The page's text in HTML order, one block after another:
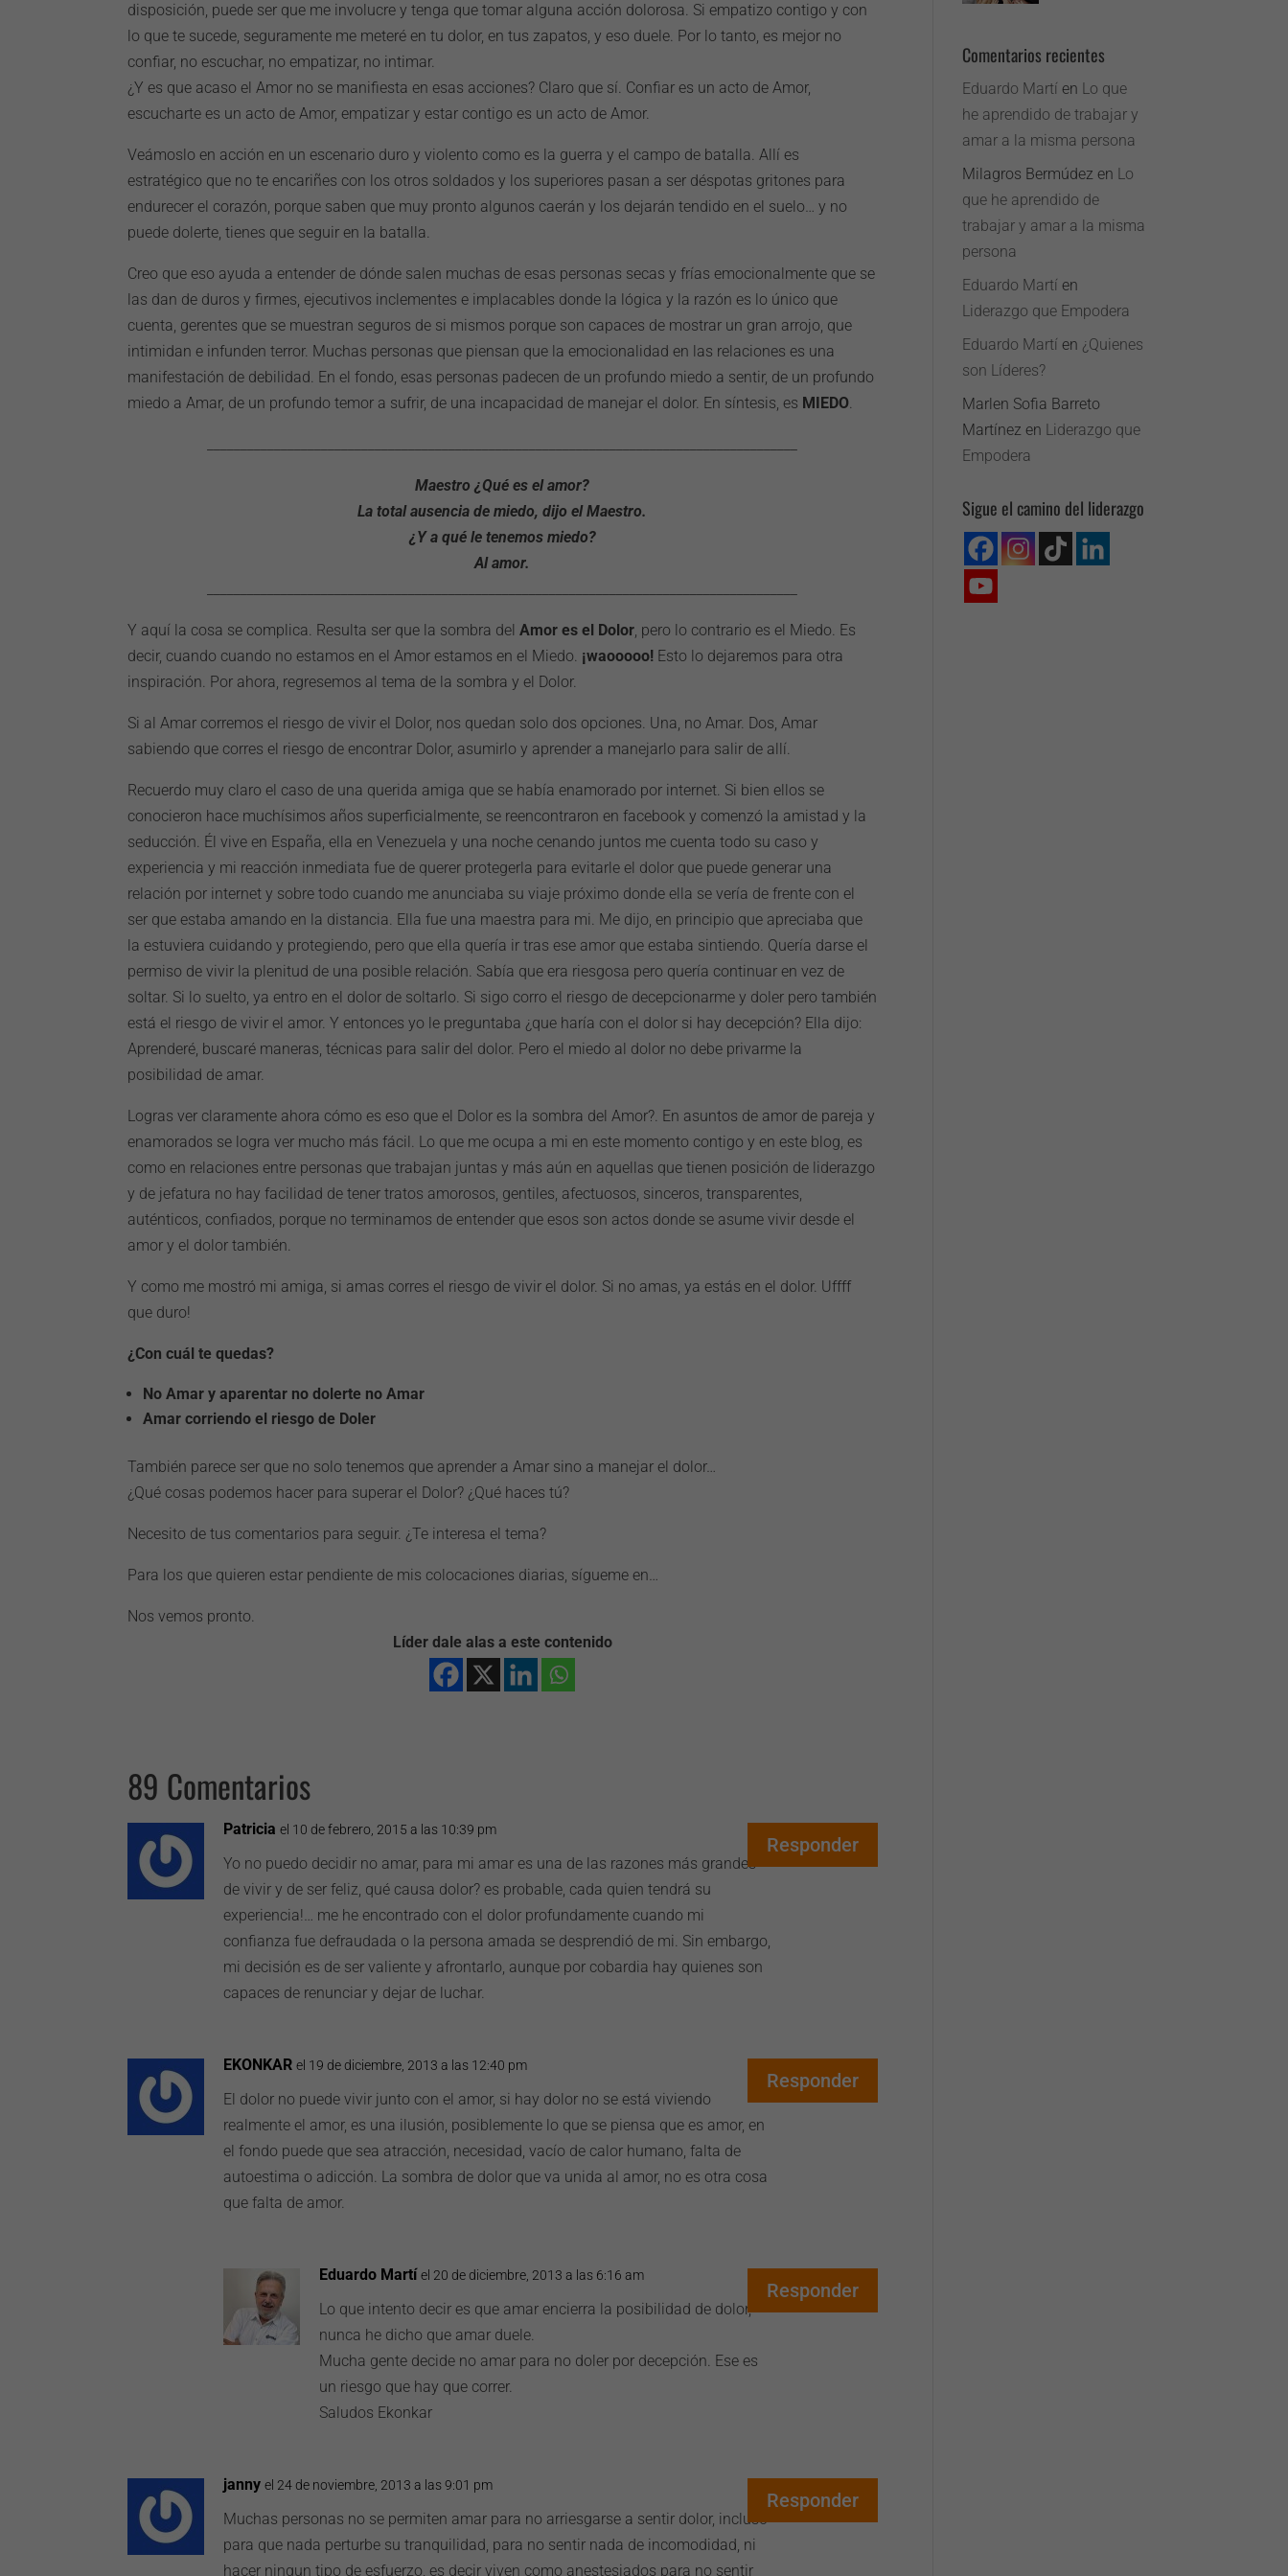
disposición, puede ser que me involucre y tenga que tomar alguna acción dolorosa. Si empatizo contigo y con
lo que te sucede, seguramente me meteré en tu dolor, en tus zapatos, y eso duele. Por lo tanto, es mejor no
confiar, no escuchar, no empatizar, no intimar.
¿Y es que acaso el Amor no se manifiesta en esas acciones? Claro que sí. Confiar es un acto de Amor,
escucharte es un acto de Amor, empatizar y estar contigo es un acto de Amor.
Veámoslo en acción en un escenario duro y violento como es la guerra y el campo de batalla. Allí es
estratégico que no te encariñes con los otros soldados y los superiores pasan a ser déspotas gritones para
endurecer el corazón, porque saben que muy pronto algunos caerán y los dejarán tendido en el suelo… y no
puede dolerte, tienes que seguir en la batalla.
Creo que eso ayuda a entender de dónde salen muchas de esas personas secas y frías emocionalmente que se
las dan de duros y firmes, ejecutivos inclementes e implacables donde la lógica y la razón es lo único que
cuenta, gerentes que se muestran seguros de si mismos porque son capaces de mostrar un gran arrojo, que
intimidan e infunden terror. Muchas personas que piensan que la emocionalidad en las relaciones es una
manifestación de debilidad. En el fondo, esas personas padecen de un profundo miedo a sentir, de un profundo
miedo a Amar, de un profundo temor a sufrir, de una incapacidad de manejar el dolor. En síntesis, es MIEDO.
Maestro ¿Qué es el amor?
La total ausencia de miedo, dijo el Maestro.
¿Y a qué le tenemos miedo?
Al amor.
Y aquí la cosa se complica. Resulta ser que la sombra del Amor es el Dolor, pero lo contrario es el Miedo. Es
decir, cuando cuando no estamos en el Amor estamos en el Miedo. ¡waooooo!Esto lo dejaremos para otra
inspiración. Por ahora, regresemos al tema de la sombra y el Dolor.
Si al Amar corremos el riesgo de vivir el Dolor, nos quedan solo dos opciones. Una, no Amar. Dos, Amar
sabiendo que corres el riesgo de encontrar Dolor, asumirlo y aprender a manejarlo para salir de allí.
Recuerdo muy claro el caso de una querida amiga que se había enamorado por internet. Si bien ellos se
conocieron hace muchísimos años superficialmente, se reencontraron en facebook y comenzó la amistad y la
seducción. Él vive en España, ella en Venezuela y una noche cenando juntos me cuenta todo su caso y
experiencia y mi reacción inmediata fue de querer protegerla para evitarle el dolor que puede generar una
relación por internet y sobre todo cuando me anunciaba su viaje próximo donde ella se vería de frente con el
ser que estaba amando en la distancia. Ella fue una maestra para mi. Me dijo, en principio que apreciaba que
la estuviera cuidando y protegiendo, pero que ella quería ir tras ese amor que estaba sintiendo. Quería darse el
permiso de vivir la plenitud de una posible relación. Sabía que era riesgosa pero quería continuar en vez de
soltar. Si lo suelto, ya entro en el dolor de soltarlo. Si sigo corro el riesgo de decepcionarme y doler pero también
está el riesgo de vivir el amor. Y entonces yo le preguntaba ¿que haría con el dolor si hay decepción? Ella dijo:
Aprenderé, buscaré maneras, técnicas para salir del dolor. Pero el miedo al dolor no debe privarme la
posibilidad de amar.
Logras ver claramente ahora cómo es eso que el Dolor es la sombra del Amor?. En asuntos de amor de pareja y
enamorados se logra ver mucho más fácil. Lo que me ocupa a mi en este momento contigo y en este blog, es
como en relaciones entre personas que trabajan juntas y más aún en aquellas que tienen posición de liderazgo
y de jefatura no hay facilidad de tener tratos amorosos, gentiles, afectuosos, sinceros, transparentes,
auténticos, confiados, porque no terminamos de entender que esos son actos donde se asume vivir desde el
amor y el dolor también.
Y como me mostró mi amiga, si amas corres el riesgo de vivir el dolor. Si no amas, ya estás en el dolor. Uffff
que duro!
¿Con cuál te quedas?
No Amar y aparentar no dolerte no Amar
Amar corriendo el riesgo de Doler
También parece ser que no solo tenemos que aprender a Amar sino a manejar el dolor…
¿Qué cosas podemos hacer para superar el Dolor? ¿Qué haces tú?
Necesito de tus comentarios para seguir. ¿Te interesa el tema?
Para los que quieren estar pendiente de mis colocaciones diarias, sígueme en…
Nos vemos pronto.
Líder dale alas a este contenido
89 Comentarios
Patricia el 10 de febrero, 2015 a las 10:39 pm
Yo no puedo decidir no amar, para mi amar es una de las razones más grandes
de vivir y de ser feliz, qué causa dolor? es probable, cada quien tendrá su
experiencia!… me he encontrado con el dolor profundamente cuando mi
confianza fue defraudada o la persona amada se desprendió de mi. Sin embargo,
mi decisión es de ser valiente y afrontarlo, aunque por cobardia hay quienes son
capaces de renunciar y dejar de luchar.
Responder
EKONKAR el 19 de diciembre, 2013 a las 12:40 pm
El dolor no puede vivir junto con el amor, si hay dolor no se está viviendo
realmente el amor, es una ilusión, posiblemente lo que se piensa que es amor, en
el fondo puede que sea atracción, necesidad, vacío de calor humano, falta de
autoestima o adicción. La sombra de dolor que va unida al amor, no es otra cosa
que falta de amor.
Responder
Eduardo Martí el 20 de diciembre, 2013 a las 6:16 am
Lo que intento decir es que amar encierra la posibilidad de dolor,
nunca he dicho que amar duele.
Mucha gente decide no amar para no doler por decepción. Ese es
un riesgo que hay que correr.
Saludos Ekonkar
Responder
janny el 24 de noviembre, 2013 a las 9:01 pm
Muchas personas no se permiten amar para no arriesgarse a sentir dolor, incluso
para que nada perturbe su tranquilidad, para no sentir nada de incomodidad, ni
hacer ningun tipo de esfuerzo, es decir viven como anestesiados para no sentir
Responder
Comentarios recientes
Eduardo Martí en Lo que
he aprendido de trabajar y
amar a la misma persona
Milagros Bermúdez en Lo
que he aprendido de
trabajar y amar a la misma
persona
Eduardo Martí en
Liderazgo que Empodera
Eduardo Martí en ¿Quienes
son Líderes?
Marlen Sofia Barreto
Martínez en Liderazgo que
Empodera
Sigue el camino del liderazgo